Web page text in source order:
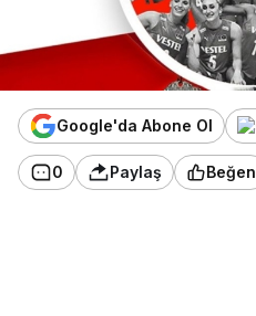
Google'da Abone Ol
0 Paylaş Beğen